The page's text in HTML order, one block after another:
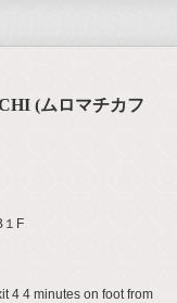
(ムロマチカフ
１F
4 4 minutes on foot from